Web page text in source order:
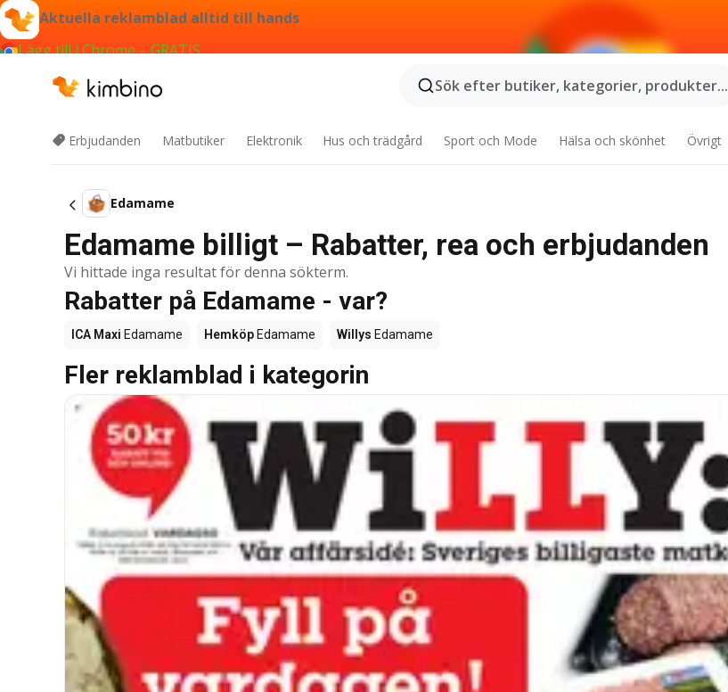
Aktuella reklamblad alltid till hands
Lägg till i Chrome – GRATIS
Sök efter butiker, kategorier, produkter...
Erbjudanden Matbutiker Elektronik Hus och trädgård Sport och Mode Hälsa och skönhet Övrigt
Edamame
Edamame billigt – Rabatter, rea och erbjudanden
Vi hittade inga resultat för denna sökterm.
Rabatter på Edamame - var?
ICA Maxi Edamame Hemköp Edamame Willys Edamame
Fler reklamblad i kategorin